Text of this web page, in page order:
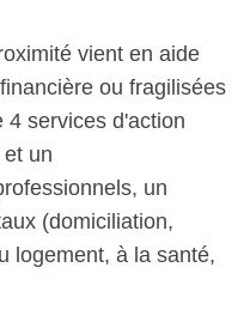
vient en aide
ou fragilisées
4 services d'action
un
un
(domiciliation,
logement, à la santé,